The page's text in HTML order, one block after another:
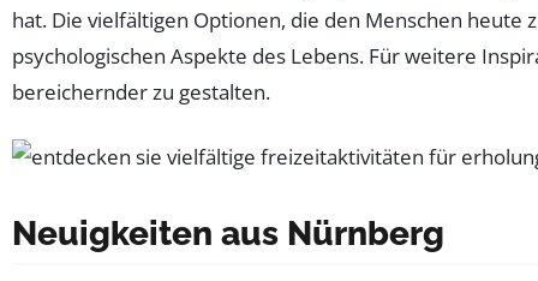
hat. Die vielfältigen Optionen, die den Menschen
psychologischen Aspekte des Lebens. Für weitere
bereichernder zu gestalten.
Neuigkeiten aus Nürnberg